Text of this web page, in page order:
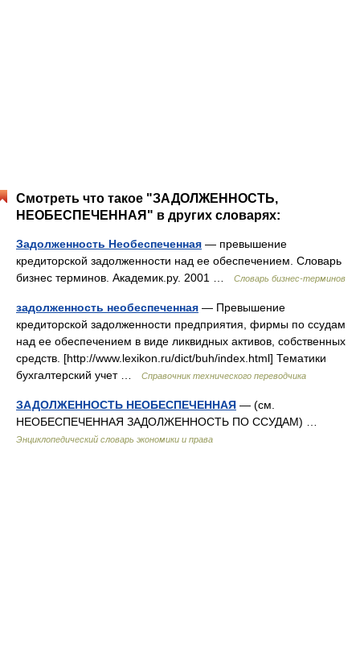
Смотреть что такое "ЗАДОЛЖЕННОСТЬ,
НЕОБЕСПЕЧЕННАЯ" в других словарях:
Задолженность Необеспеченная — превышение
кредиторской задолженности над ее обеспечением. Словарь
бизнес терминов. Академик.ру. 2001 …
Словарь бизнес-терминов
задолженность необеспеченная — Превышение
кредиторской задолженности предприятия, фирмы по ссудам
над ее обеспечением в виде ликвидных активов, собственных
средств. [http://www.lexikon.ru/dict/buh/index.html] Тематики
бухгалтерский учет …
Справочник технического переводчика
ЗАДОЛЖЕННОСТЬ НЕОБЕСПЕЧЕННАЯ — (см.
НЕОБЕСПЕЧЕННАЯ ЗАДОЛЖЕННОСТЬ ПО ССУДАМ) …
Энциклопедический словарь экономики и права